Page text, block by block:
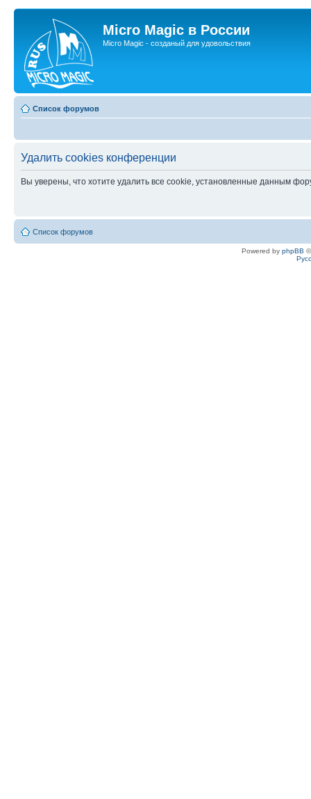
Micro Magic в России
Micro Magic - созданый для удовольствия
Список форумов
Удалить cookies конференции
Вы уверены, что хотите удалить все cookie, установленные данным
Список форумов
Powered by phpBB